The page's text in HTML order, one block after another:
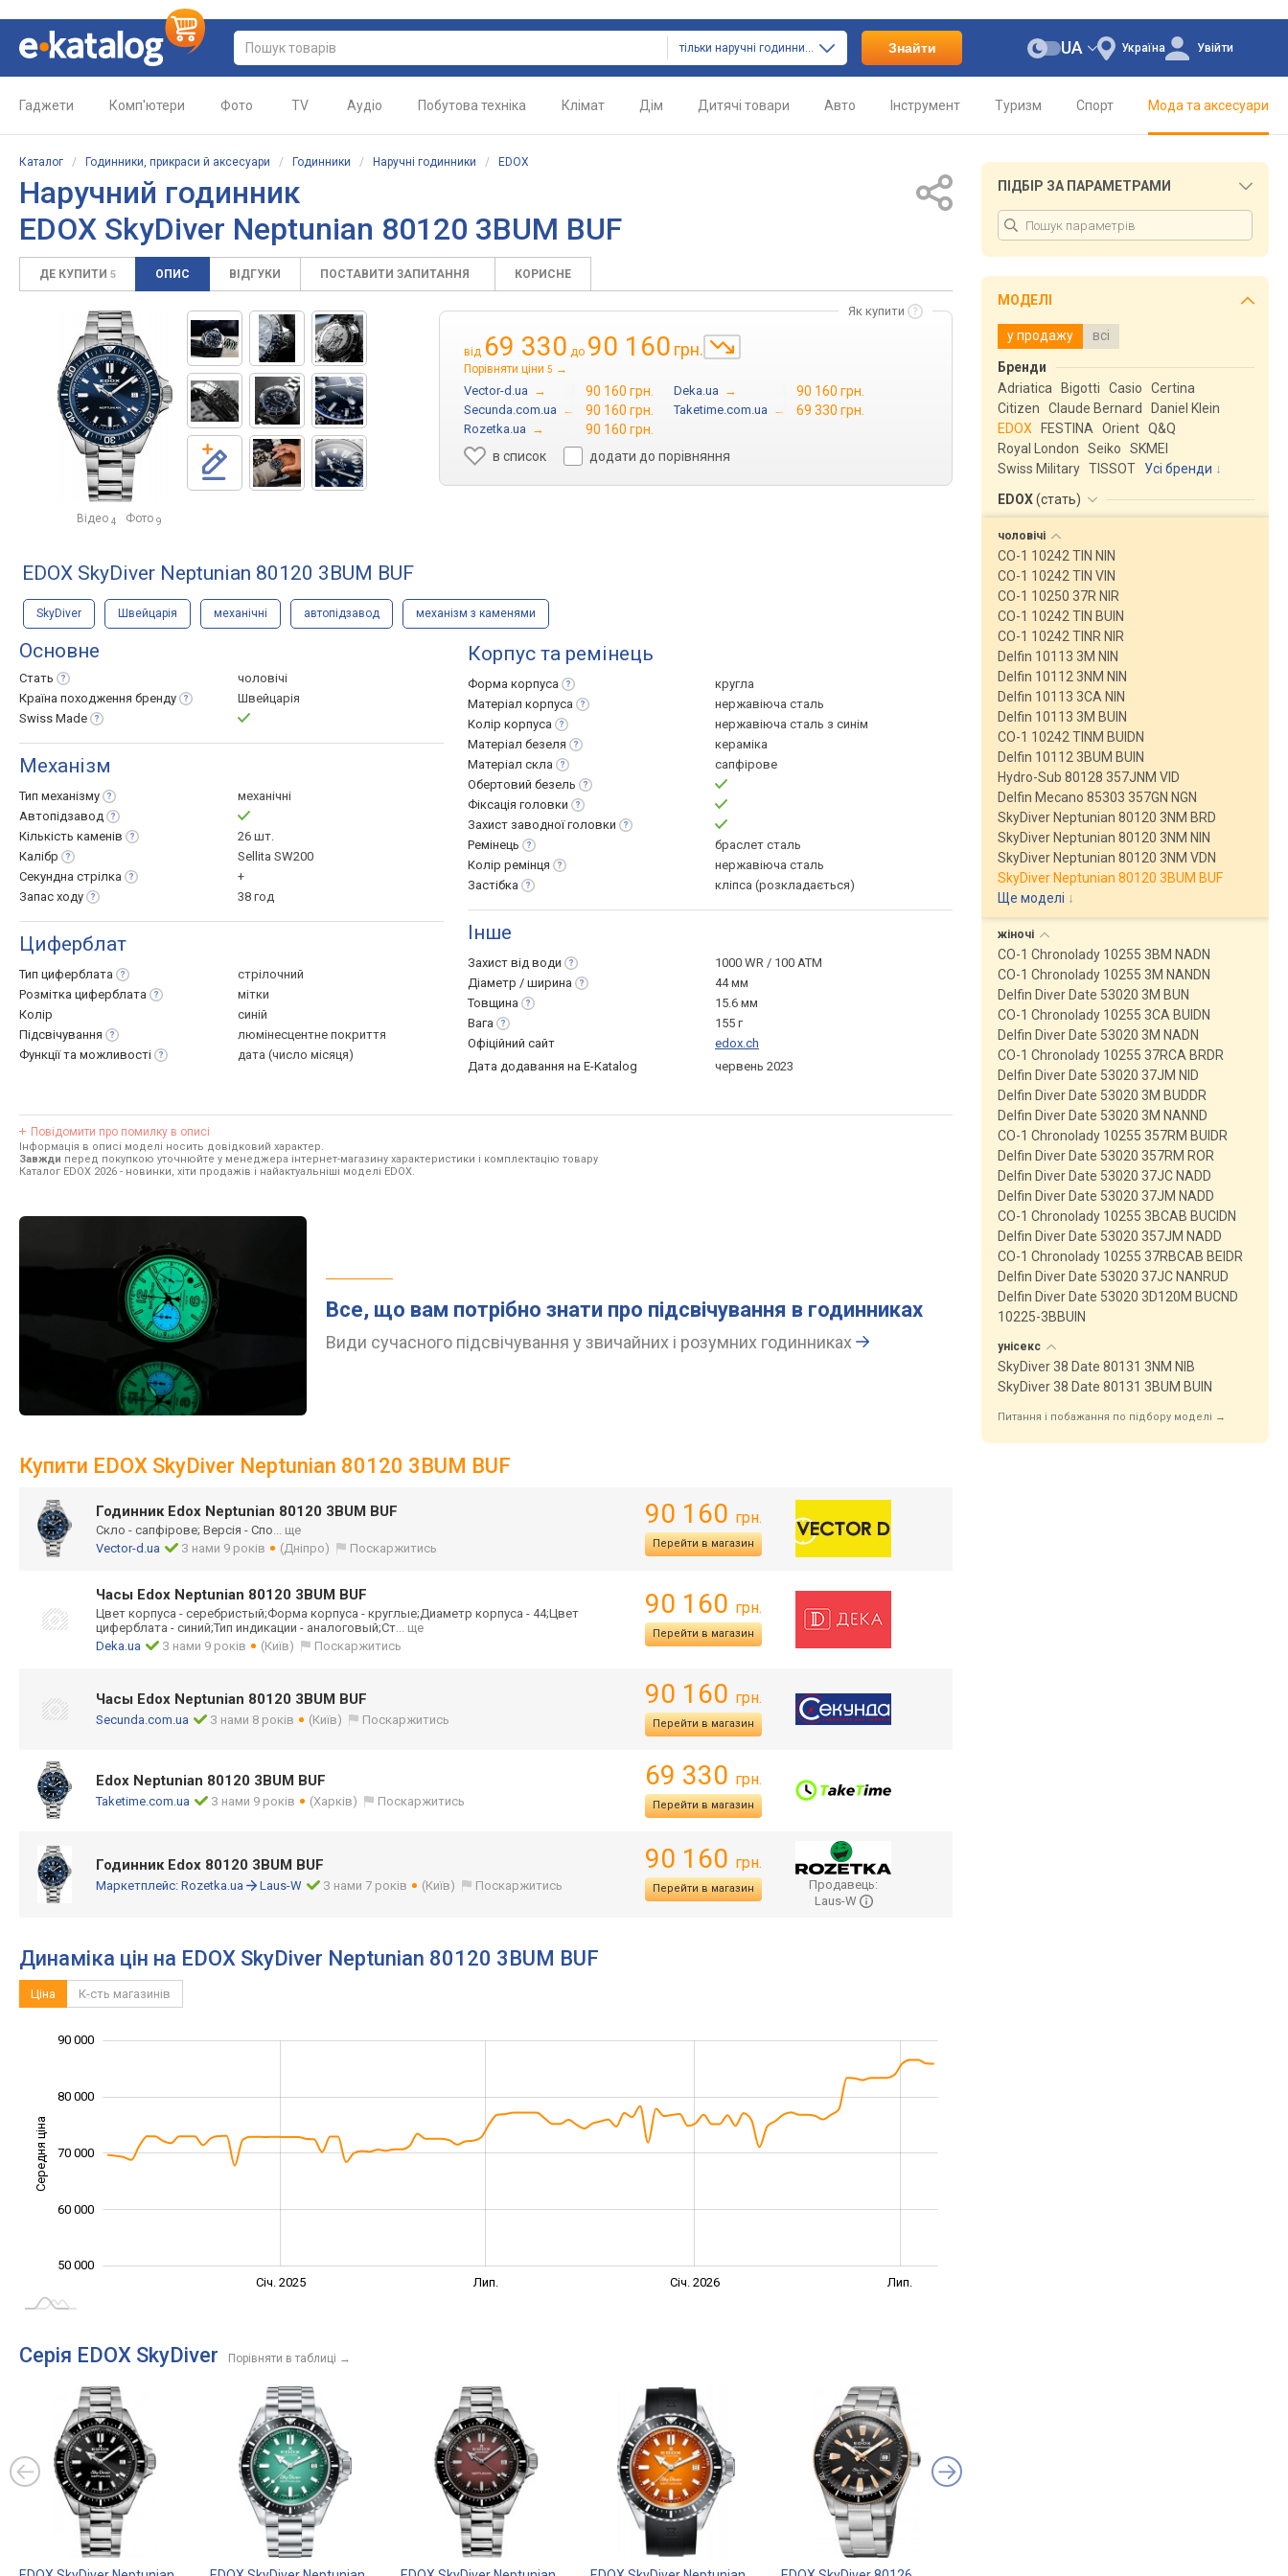
тільки наручні годинники Знайти Україна
UA Увійти
Гаджети Комп'ютери Фото TV Аудіо Побутова техніка Клімат Дім Дитячі товари Авто Інструмент Туризм Спорт Мода та аксесуари
Каталог / Годинники, прикраси й аксесуари / Годинники / Наручні годинники / EDOX
Наручний годинник
EDOX SkyDiver Neptunian 80120 3BUM BUF
ДЕ КУПИТИ 5 ОПИС ВІДГУКИ ПОСТАВИТИ ЗАПИТАННЯ КОРИСНЕ
Відео 4 Фото 9
Як купити
від 69 330 до 90 160 грн.
Порівняти ціни 5 →
Vector-d.ua → 90 160 грн. Deka.ua → 90 160 грн.
Secunda.com.ua → 90 160 грн. Taketime.com.ua → 69 330 грн.
Rozetka.ua →
90 160 грн.
в список
додати до порівняння
EDOX SkyDiver Neptunian 80120 3BUM BUF
SkyDiver Швейцарія механічні автопідзавод механізм з каменями
Основне
Стать
чоловічі
Країна походження бренду
Швейцарія
Swiss Made
Механізм
Тип механізму
механічні
Автопідзавод
Кількість каменів
26 шт.
Калібр
Sellita SW200
Секундна стрілка
+
Запас ходу 38 год
Циферблат
Тип циферблата
стрілочний
Розмітка циферблата
мітки
Колір
синій
Підсвічування
люмінесцентне покриття
Функції та можливості дата (число місяця)
Корпус та ремінець
Форма корпуса
кругла
Матеріал корпуса
нержавіюча сталь
Колір корпуса
нержавіюча сталь з синім
Матеріал безеля
кераміка
Матеріал скла
сапфірове
Обертовий безель
Фіксація головки
Захист заводноїголовки
Ремінець
браслет сталь
Колір ремінця
нержавіюча сталь
Застібка
кліпса (розкладається)
Інше
Захист від води
1000 WR / 100 ATM
Діаметр / ширина
44 мм
Товщина
15.6 мм
Вага
155 г
Офіційний сайт
edox.ch
Дата додавання на E-Katalog
червень 2023
Повідомити про помилку в описі
Інформація в описі моделі носить довідковий характер.
Завжди перед покупкою уточнюйте у менеджера інтернет-магазину характеристики і комплектацію товару
Каталог EDOX 2026 - новинки, хіти продажів і найактуальніші моделі EDOX.
Все, що вам потрібно знати про підсвічування в годинниках
Види сучасного підсвічування у звичайних і розумних годинниках
Купити EDOX SkyDiver Neptunian 80120 3BUM BUF
Годинник Edox Neptunian 80120 3BUM BUF
Скло - сапфірове; Версія - Спо... ще
Vector-d.ua
З нами 9 років (Дніпро) Поскаржитись
90 160 грн.
Перейти в магазин
Часы Edox Neptunian 80120 3BUM BUF
Цвет корпуса - серебристый;Форма корпуса - круглые;Диаметр корпуса - 44;Цвет
циферблата - синий;Тип индикации - аналоговый;Ст... ще
Deka.ua
З нами 9 років (Київ) Поскаржитись
90 160 грн.
Перейти в магазин
Часы Edox Neptunian 80120 3BUM BUF
Secunda.com.ua З нами 8 років (Київ) Поскаржитись
90 160 грн.
Перейти в магазин
Edox Neptunian 80120 3BUM BUF
Taketime.com.ua З нами 9 років (Харків) Поскаржитись
69 330 грн.
Перейти в магазин
Годинник Edox 80120 3BUM BUF
Маркетплейс: Rozetka.ua Laus-W З нами 7 років (Київ) Поскаржитись
90 160 грн.
Перейти в магазин
Продавець:
Laus-W
Динаміка цін на EDOX SkyDiver Neptunian 80120 3BUM BUF
Ціна К-сть магазинів
Середня ціна 55 000
50 000
60 000
70 000
80 000
90 000
Січ. 2025 Лип. Січ. 2026 Лип.
Серія EDOX SkyDiver Порівняти в таблиці →
ПІДБІР ЗА ПАРАМЕТРАМИ
МОДЕЛІ
у продажу всі
Бренди
Adriatica
Bigotti Casio
Certina
Citizen
Claude Bernard
Daniel Klein
EDOX
FESTINA Orient Q&Q
Royal London
Seiko
SKMEI
Swiss Military TISSOT
Усі бренди
EDOX(стать)
чоловічі
CO-1 10242 TIN NIN
CO-1 10242 TIN VIN
CO-1 10250 37R NIR
CO-1 10242 TIN BUIN
CO-1 10242 TINR NIR
Delfin 10113 3M NIN
Delfin 10112 3NM NIN
Delfin 10113 3CA NIN
Delfin 10113 3M BUIN
CO-1 10242 TINM BUIDN
Delfin 10112 3BUM BUIN
Hydro-Sub 80128 357JNM VID
Delfin Mecano 85303 357GN NGN
SkyDiver Neptunian 80120 3NM BRD
SkyDiver Neptunian 80120 3NM NIN
SkyDiver Neptunian 80120 3NM VDN
SkyDiver Neptunian 80120 3BUM BUF
Ще моделі ↓
жіночі
CO-1 Chronolady 10255 3BM NADN
CO-1 Chronolady 10255 3M NANDN
Delfin Diver Date 53020 3M BUN
CO-1 Chronolady 10255 3CA BUIDN
Delfin Diver Date 53020 3M NADN
CO-1 Chronolady 10255 37RCA BRDR
Delfin Diver Date 53020 37JM NID
Delfin Diver Date 53020 3M BUDDR
Delfin Diver Date 53020 3M NANND
CO-1 Chronolady 10255 357RM BUIDR
Delfin Diver Date 53020 357RM ROR
Delfin Diver Date 53020 37JC NADD
Delfin Diver Date 53020 37JM NADD
CO-1 Chronolady 10255 3BCAB BUCIDN
Delfin Diver Date 53020 357JM NADD
CO-1 Chronolady 10255 37RBCAB BEIDR
Delfin Diver Date 53020 37JC NANRUD
Delfin Diver Date 53020 3D120M BUCND
10225-3BBUIN
унісекс
SkyDiver 38 Date 80131 3NM NIB
SkyDiver 38 Date 80131 3BUM BUIN
Питання і побажання по підбору моделі →